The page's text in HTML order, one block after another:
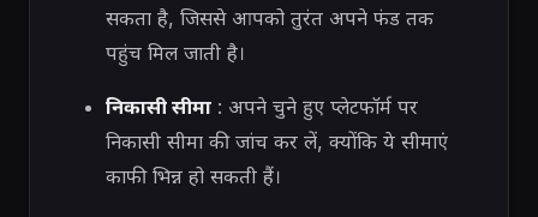
सकता है, जिससे आपको तुरंत अपने फंड तक
पहुंच मिल जाती है।
निकासी सीमा: अपने चुने हुए प्लेटफॉर्म पर
निकासी सीमा की जांच कर लें, क्योंकि ये सीमाएं
काफी भिन्न हो सकती हैं।